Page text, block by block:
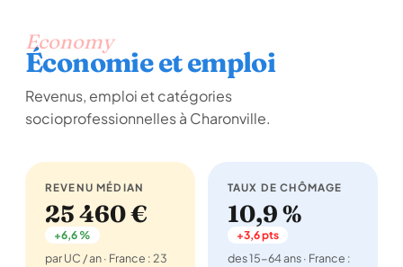
Economy
Économie et emploi
Revenus, emploi et catégories
socioprofessionnelles à Charonville.
REVENU MÉDIAN
25 460 €
+6,6 %
par UC / an · France : 23
TAUX DE CHÔMAGE
10,9 %
+3,6 pts
des 15-64 ans · France :